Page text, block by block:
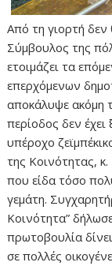
Από τη γιορτή δεν
Σύμβουλος της
ετοιμάζει τα
επερχόμενων
αποκάλυψε ακόμη
περίοδος δεν
υπέροχο
της Κοινότητας,
που είδα τόσο
γεμάτη.
Κοινότητα”
πρωτοβουλία
σε πολλές